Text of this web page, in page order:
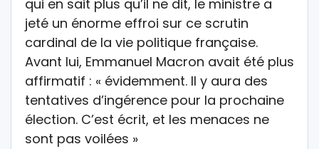
qui en sait plus qu’il ne dit, le ministre a
jeté un énorme effroi sur ce scrutin
cardinal de la vie politique française.
Avant lui, Emmanuel Macron avait été plus
affirmatif : « évidemment. Il y aura des
tentatives d’ingérence pour la prochaine
élection. C’est écrit, et les menaces ne
sont pas voilées »